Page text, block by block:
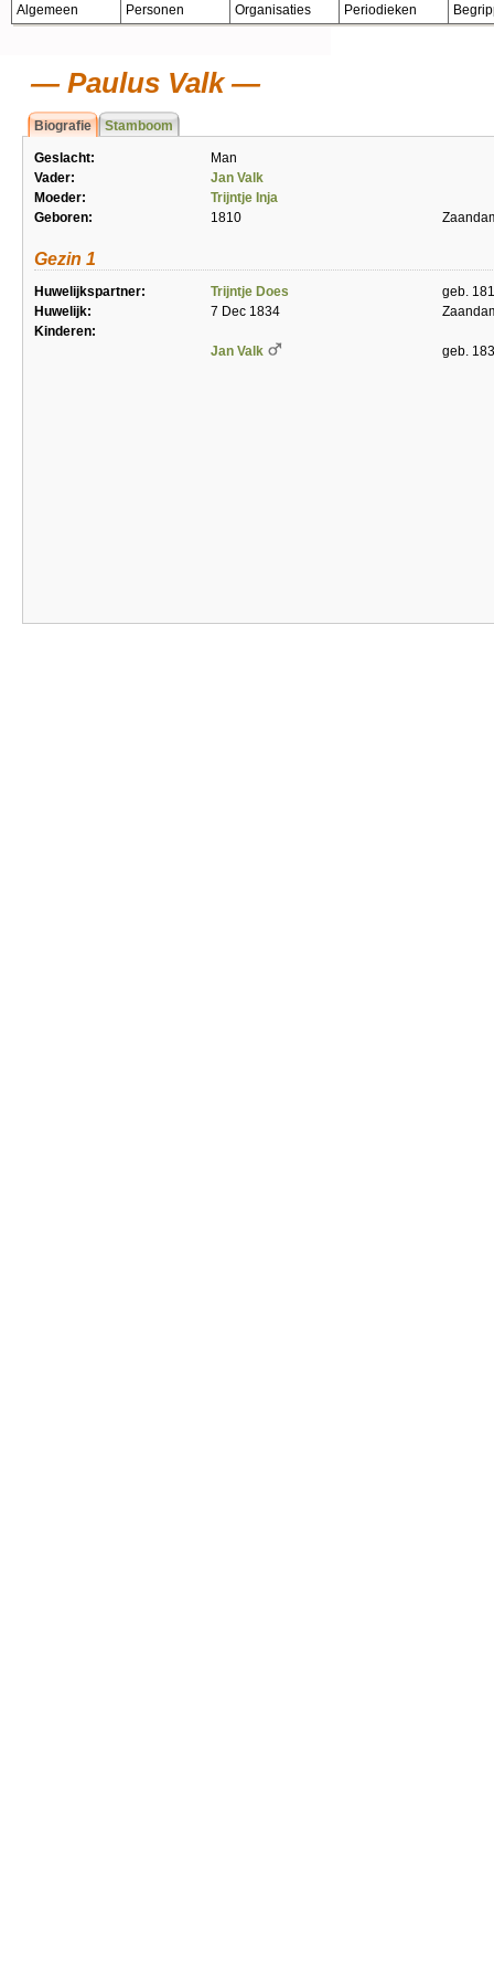
Algemeen Personen Organisaties Periodieken
Paulus Valk
Biografie Stamboom
Geslacht:
Man
Vader:
Jan Valk
Moeder:
Trijntje Inja
Geboren:
1810
Gezin 1
Huwelijkspartner: Trijntje Does
geb.
Huwelijk:
7 Dec 1834
Kinderen:
Jan Valk
geb.